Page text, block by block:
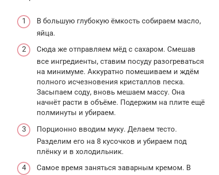
В большую глубокую ёмкость собираем масло,
яйца.
Сюда же отправляем мёд с сахаром. Смешав
все ингредиенты, ставим посуду разогреваться
на минимуме. Аккуратно помешиваем и ждём
полного исчезновения кристаллов песка.
Засыпаем соду, вновь мешаем массу. Она
начнёт расти в объёме. Подержим на плите ещё
полминуты и убираем.
Порционно вводим муку. Делаем тесто.
Разделим его на 8 кусочков и убираем под
плёнку и в холодильник.
Самое время заняться заварным кремом. В